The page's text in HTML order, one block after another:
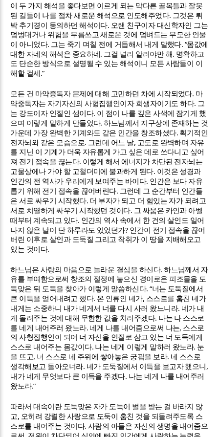
이 두 가지 해석을 좇다보면 이르게 되는 막다른 골목들과 잘못
된 길들이 나를 점차 새로운 해석으로 인도해주었다. 그것은 뤼
박 추기경이 동의하던 해석이다. 오랜 친구이자 대신학자인 그는
덤벙대거나 위험을 무릅쓰고 새로운 것에 덤벼드는 무모한 인물
이 아니었다. 그는 죽기 며칠 전에 거듭해서 내게 말했다. “몸값에
대한 자네의 해석은 중요하네 . 그걸 널리 알려야만 해. 명확하고
도 단순한 방식으로 설명될 수 있는 해석이니 모든 사람들이 이
해할 걸세 .”
모든 건 마약중독자 문제에 대해 고민하던 차에 시작되었다. 마
약중독자는 자기자신의 사형집행인이자 희생자이기도 하다. 그
는 강도이자 인질인 셈이다. 이 점이 나를 깊은 사색에 잠기게 했
으며 이렇게 말하게 만들었다.하느님께서 지구상에 존재하는 것
가운데 가장 완벽한 기계와도 같은 인간을 창조하셨다. 획기적인
전자뇌와 같은 모습으로. 그런데 어느 날, 고도로 완벽하며 자유
를 지닌 이 기계가 더욱 자유롭게 가고 싶은 데로 쏘다니고 싶어
져 전기 접속을 끊는다. 이렇게 해서 에너지가 차단된 전자뇌는
고물상에나 가야 할 고철더미에 불과하게 된다. 이것은 성경과
인간의 전 역사가 우리에게 보여주는 바이다. 인간은 보다 자유
롭기 위해 전기 접속을 끊어버린다. 그런데 그 순간부터 인간들
은 서로 싸우기 시작했다. 더 부자가 되고 더 힘있는 자가 되려고
서로 치열하게 싸우기 시작했던 것이다. 그 싸움은 카인과 아벨
때부터 계속되고 있다. 인간의 역사 속에서 한 건의 살인도 일어
나지 않은 날이 단 하루라도 있었던가? 인간이 전기 접속을 끊어
버린 이후로 살인과 도둑질 그리고 착취가 이 땅을 지배해오고
있는 것이다.
하느님은 사랑의 마음으로 놀라운 결심을 하신다.하느님께서 자
유를 부여함으로써 창조의 절정에 놓으신 경이로운 피조물을 도
둑맞은 뒤 도둑을 찾아가 이렇게 말씀하신다. “너는 도둑질에서
큰 이득을 얻어내려고 했다. 온 인류인 네가, 스스로를 훔친 네가
내게는 소중하니 내가 네게서 너를 다시 사러 왔느니라. 네가 내
게 돌려주는 것에 대해 무한한 값을 치러주겠다. 나는 나 스스로
를 네게 내어주러 왔노라. 네게 나를 내어줌으로써 나는, 스스로
의 사형집행인이 되어 너 자신을 인질로 삼고 있는 너 도둑에게
스스로 내어주는 몸값이다. 나는 네게 이렇게 말하러 왔노라. 눈
을 뜨고, 너 스스로 네 주위에 쌓아놓은 궁핍을 보라. 네 스스로
생각해보고 돌아오너라. 네가 도둑질에서 이득을 보고자 했으니 ,
내가 네게 무엇보다 큰 이득을 주겠다. 나는 네게 나를 내어주러
왔노라.”
따라서 대속이란 도둑맞은 자가 도둑이 벌을 받는 걸 바라지 않
고, 오히려 강렬한 사랑으로 도둑이 훔친 것을 되돌려주도록 스
스로를 내어주는 것이다. 사람의 아들은 자신의 생명을 내어줌으